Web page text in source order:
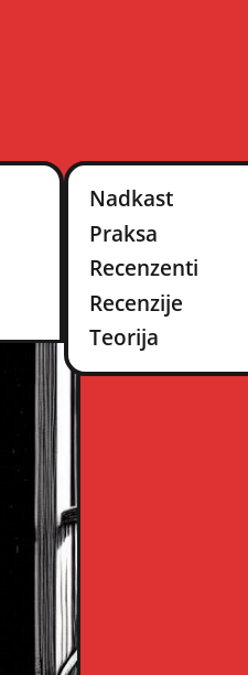
Nadkast
Praksa
Recenzenti
Recenzije
Teorija